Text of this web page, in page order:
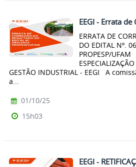
EEGI - Errata de
ERRATA DE
DO EDITAL Nº.
PROPESP/UFAM
GESTÃO INDUSTRIAL - EEGI A
a...
01/10/25
15h03
EEGI -